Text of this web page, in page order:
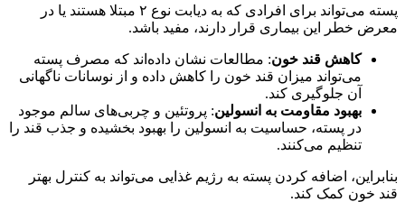
پسته می‌تواند برای افرادی که به دیابت نوع ۲ مبتلا هستند یا در
معرض خطر این بیماری قرار دارند، مفید باشد.
کاهش قند خون: مطالعات نشان داده‌اند که مصرف پسته
می‌تواند میزان قند خون را کاهش داده و از نوسانات ناگهانی
آن جلوگیری کند.
بهبود مقاومت به انسولین: پروتئین و چربی‌های سالم موجود
در پسته، حساسیت به انسولین را بهبود بخشیده و جذب قند را
تنظیم می‌کنند.
بنابراین، اضافه کردن پسته به رژیم غذایی می‌تواند به کنترل بهتر
قند خون کمک کند.